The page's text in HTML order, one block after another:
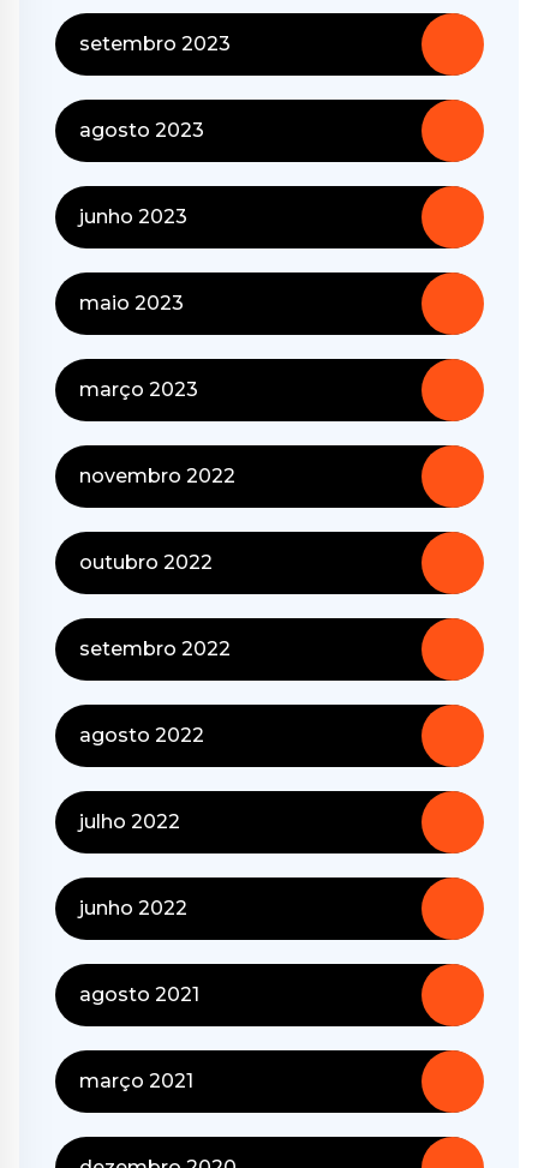
setembro 2023
agosto 2023
junho 2023
maio 2023
março 2023
novembro 2022
outubro 2022
setembro 2022
agosto 2022
julho 2022
junho 2022
agosto 2021
março 2021